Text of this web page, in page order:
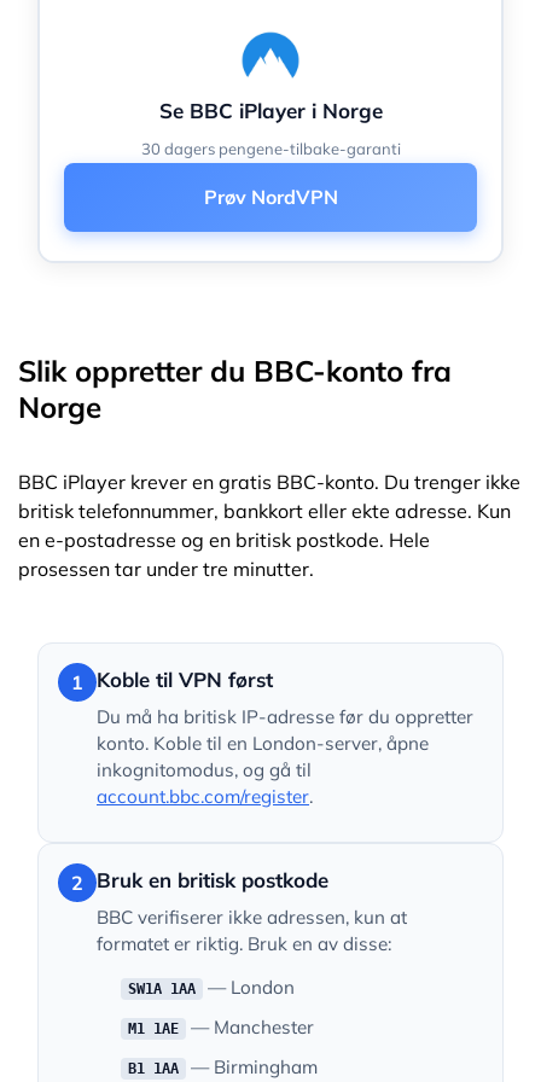
Se BBC iPlayer i Norge
30 dagers pengene-tilbake-garanti
Prøv NordVPN
Slik oppretter du BBC-konto fra
Norge
BBC iPlayer krever en gratis BBC-konto. Du trenger ikke
britisk telefonnummer, bankkort eller ekte adresse. Kun
en e-postadresse og en britisk postkode. Hele
prosessen tar under tre minutter.
1 Koble til VPN først
Du må ha britisk IP-adresse før du oppretter
konto. Koble til en London-server, åpne
inkognitomodus, og gå til
account.bbc.com/register.
2 Bruk en britisk postkode
BBC verifiserer ikke adressen, kun at
formatet er riktig. Bruk en av disse:
SW1A 1AA — London
M1 1AE — Manchester
B1 1AA — Birmingham